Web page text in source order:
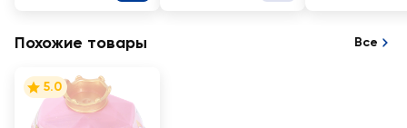
Похожие товары Все
5.0